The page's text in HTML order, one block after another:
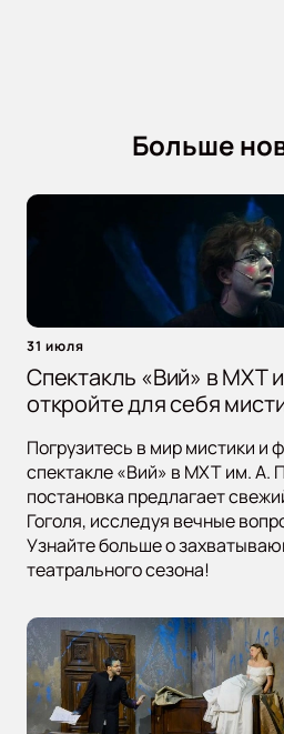
Больше
31 июля
Спектакль «Вий» в МХТ
откройте для себя
Погрузитесь в мир мистики и
спектакле «Вий» в МХТ им. А.
постановка предлагает
Гоголя, исследуя вечные
Узнайте больше о
театрального сезона!